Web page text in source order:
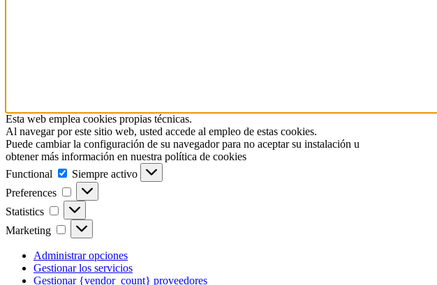
Esta web emplea cookies propias técnicas.
Al navegar por este sitio web, usted accede al empleo de estas cookies.
Puede cambiar la configuración de su navegador para no aceptar su instalación u
obtener más información en nuestra política de cookies
Functional
Functional
Siempre activo
Preferences
Preferences
Statistics Statistics
Marketing Marketing
Administrar opciones
Gestionar los servicios
Gestionar {vendor_count} proveedores